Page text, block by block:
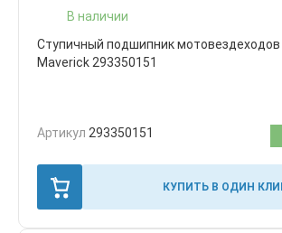
В наличии
Cтупичный подшипник мотовездеходов
Maverick 293350151
Артикул 293350151
КУПИТЬ В ОДИН